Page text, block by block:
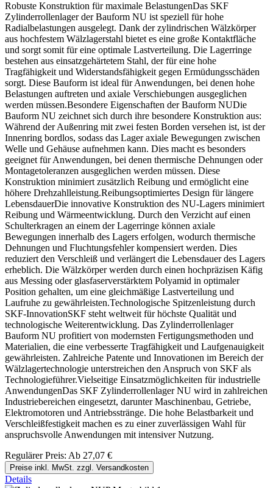
Robuste Konstruktion für maximale BelastungenDas SKF
Zylinderrollenlager der Bauform NU ist speziell für hohe
Radialbelastungen ausgelegt. Dank der zylindrischen Wälzkörper
aus hochfestem Wälzlagerstahl bietet es eine große Kontaktfläche
und sorgt somit für eine optimale Lastverteilung. Die Lagerringe
bestehen aus einsatzgehärtetem Stahl, der für eine hohe
Tragfähigkeit und Widerstandsfähigkeit gegen Ermüdungsschäden
sorgt. Diese Bauform ist ideal für Anwendungen, bei denen hohe
Belastungen auftreten und axiale Verschiebungen ausgeglichen
werden müssen.Besondere Eigenschaften der Bauform NUDie
Bauform NU zeichnet sich durch ihre besondere Konstruktion aus:
Während der Außenring mit zwei festen Borden versehen ist, ist der
Innenring bordlos, sodass das Lager axiale Bewegungen zwischen
Welle und Gehäuse aufnehmen kann. Dies macht es besonders
geeignet für Anwendungen, bei denen thermische Dehnungen oder
Montagetoleranzen ausgeglichen werden müssen. Diese
Konstruktion minimiert zusätzlich Reibung und ermöglicht eine
höhere Drehzahlleistung.Reibungsoptimiertes Design für längere
LebensdauerDie innovative Konstruktion des NU-Lagers minimiert
Reibung und Wärmeentwicklung. Durch den Verzicht auf einen
Schulterkragen an einem der Lagerringe können axiale
Bewegungen innerhalb des Lagers erfolgen, wodurch thermische
Dehnungen und Fluchtungsfehler kompensiert werden. Dies
reduziert den Verschleiß und verlängert die Lebensdauer des Lagers
erheblich. Die Wälzkörper werden durch einen hochpräzisen Käfig
aus Messing oder glasfaserverstärktem Polyamid in optimaler
Position gehalten, um eine gleichmäßige Lastverteilung und
Laufruhe zu gewährleisten.Technologische Spitzenleistung durch
SKF-InnovationSKF steht weltweit für höchste Qualität und
technologische Weiterentwicklung. Das Zylinderrollenlager
Bauform NU profitiert von modernsten Fertigungsmethoden und
Materialien, die eine verbesserte Tragfähigkeit und Laufgenauigkeit
gewährleisten. Zahlreiche Patente und Innovationen im Bereich der
Wälzlagertechnologie unterstreichen den Anspruch von SKF als
Technologieführer.Vielseitige Einsatzmöglichkeiten für industrielle
AnwendungenDas SKF Zylinderrollenlager NU wird in zahlreichen
Industriebereichen eingesetzt, darunter Maschinenbau, Getriebe,
Elektromotoren und Antriebsstränge. Die hohe Belastbarkeit und
Verschleißfestigkeit machen es zu einer zuverlässigen Wahl für
anspruchsvolle Anwendungen mit intensiver Nutzung.
Regulärer Preis: Ab 27,07 €
Preise inkl. MwSt. zzgl. Versandkosten
Details